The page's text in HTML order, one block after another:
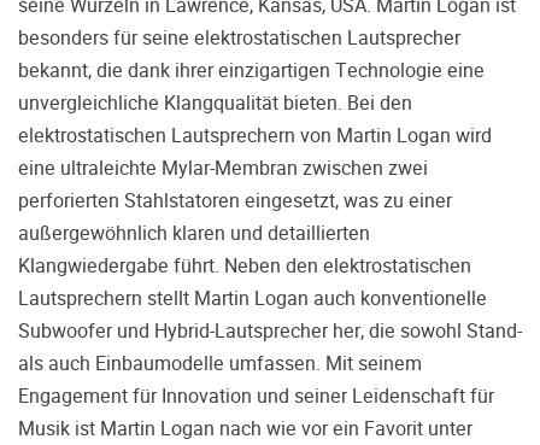
hören erstmal Probe? Dadurch stellen
Sie sicher, dass Sie die richtige Wahl
treffen.
Oft werden Produkte auf Empfehlung
Dritter oder z.B. aufgrund einer Rezension
gekauft. Leider bereuen viele Menschen ihre
Entscheidung, weil ihr persönlicher
Geschmack doch anders ist als der
Geschmack desjenigen, auf den sie gehört
haben. Deshalb bieten wir Ihnen die
Möglichkeit, Ihr(e) Wunschgerät(e) ganz
ohne Zeitdruck in unserem Palazzo
Hörschloss Probe zu hören. Nutzen Sie
diese Möglichkeit!
Vereinbaren Sie einen Hörtermin.
seine Wurzeln in Lawrence, Kansas, USA. Martin Logan ist
besonders für seine elektrostatischen Lautsprecher
bekannt, die dank ihrer einzigartigen Technologie eine
unvergleichliche Klangqualität bieten. Bei den
elektrostatischen Lautsprechern von Martin Logan wird
eine ultraleichte Mylar-Membran zwischen zwei
perforierten Stahlstatoren eingesetzt, was zu einer
außergewöhnlich klaren und detaillierten
Klangwiedergabe führt. Neben den elektrostatischen
Lautsprechern stellt Martin Logan auch konventionelle
Subwoofer und Hybrid-Lautsprecher her, die sowohl Stand-
als auch Einbaumodelle umfassen. Mit seinem
Engagement für Innovation und seiner Leidenschaft für
Musik ist Martin Logan nach wie vor ein Favorit unter